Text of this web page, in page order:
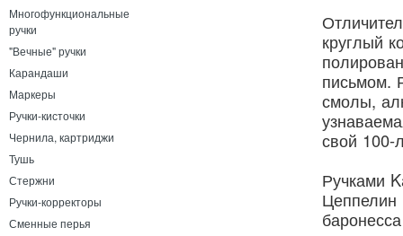
Многофункциональные
ручки
"Вечные" ручки
Карандаши
Маркеры
Ручки-кисточки
Чернила, картриджи
Тушь
Стержни
Ручки-корректоры
Сменные перья
круглый
письмом.
смолы,
свой 100-
Ручками
Цеппелин